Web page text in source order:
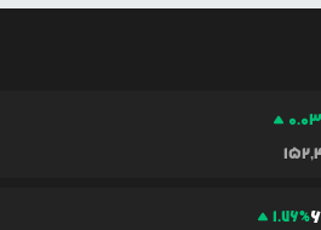
0.03
1.76%